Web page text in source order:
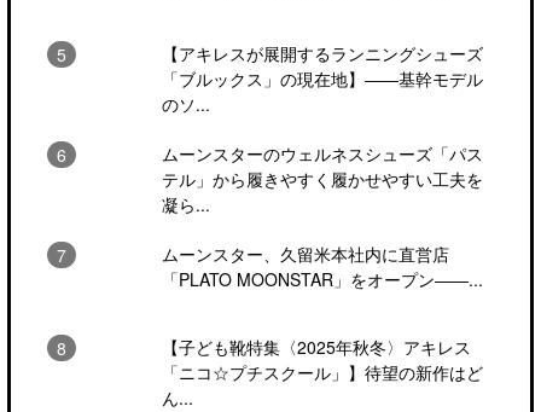
【アキレスが展開するランニングシューズ
「ブルックス」の現在地】――基幹モデル
のソ...
ムーンスターのウェルネスシューズ「パス
テル」から履きやすく履かせやすい工夫を
凝ら...
ムーンスター、久留米本社内に直営店
「PLATO MOONSTAR」をオープン――...
【子ども靴特集〈2025年秋冬〉アキレス
「ニコ☆プチスクール」】待望の新作はど
ん...